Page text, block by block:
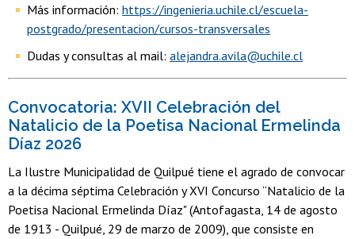
Más información: https://ingenieria.uchile.cl/escuela-
postgrado/presentacion/cursos-transversales
Dudas y consultas al mail: alejandra.avila@uchile.cl
Convocatoria: XVII Celebración del
Natalicio de la Poetisa Nacional Ermelinda
Díaz 2026
La Ilustre Municipalidad de Quilpué tiene el agrado de convocar
a la décima séptima Celebración y XVI Concurso “Natalicio de la
Poetisa Nacional Ermelinda Díaz" (Antofagasta, 14 de agosto
de 1913 - Quilpué, 29 de marzo de 2009), que consiste en